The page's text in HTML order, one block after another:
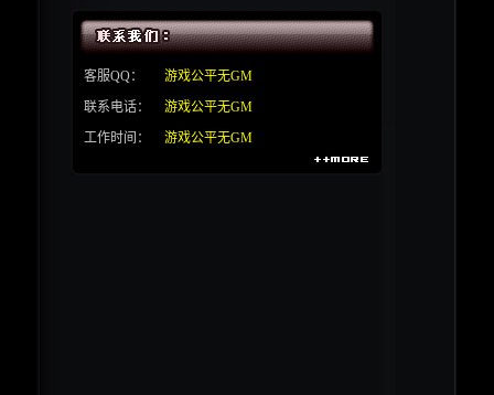
客服QQ：
游戏公平无GM
联系电话：
游戏公平无GM
工作时间：
游戏公平无GM